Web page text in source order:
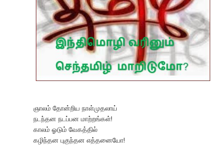
ஞாலம் தோன்றிய நாள்முதலாய்
நடந்தன நடப்பன மாற்றங்கள்!
காலம் ஓடும் வேகத்தில்
கழிந்தன புகுந்தன எத்தனையோ!